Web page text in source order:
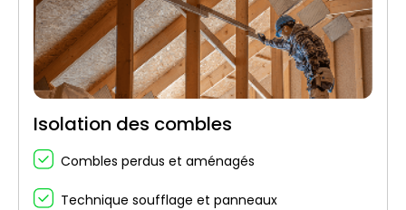
Isolation des combles
Combles perdus et aménagés
Technique soufflage et panneaux